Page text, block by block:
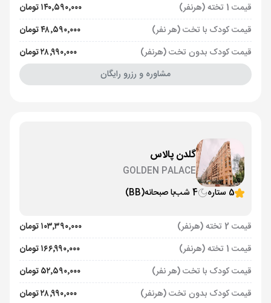
قیمت 1 تخته (هرنفر)
۱۴۰٬۵۹۰٬۰۰۰ تومان
قیمت کودک با تخت (هر نفر)
۴۸٬۵۹۰٬۰۰۰ تومان
قیمت کودک بدون تخت (هرنفر)
۲۸٬۹۹۰٬۰۰۰ تومان
مشاوره و رزرو رایگان
گلدن پالاس
GOLDEN PALACE
5 ستاره
4 شب با صبحانه(BB)
قیمت 2 تخته (هرنفر)
۱۰۳٬۳۹۰٬۰۰۰ تومان
قیمت 1 تخته (هرنفر)
۱۶۶٬۹۹۰٬۰۰۰ تومان
قیمت کودک با تخت (هر نفر)
۵۲٬۵۹۰٬۰۰۰ تومان
قیمت کودک بدون تخت (هرنفر)
۲۸٬۹۹۰٬۰۰۰ تومان